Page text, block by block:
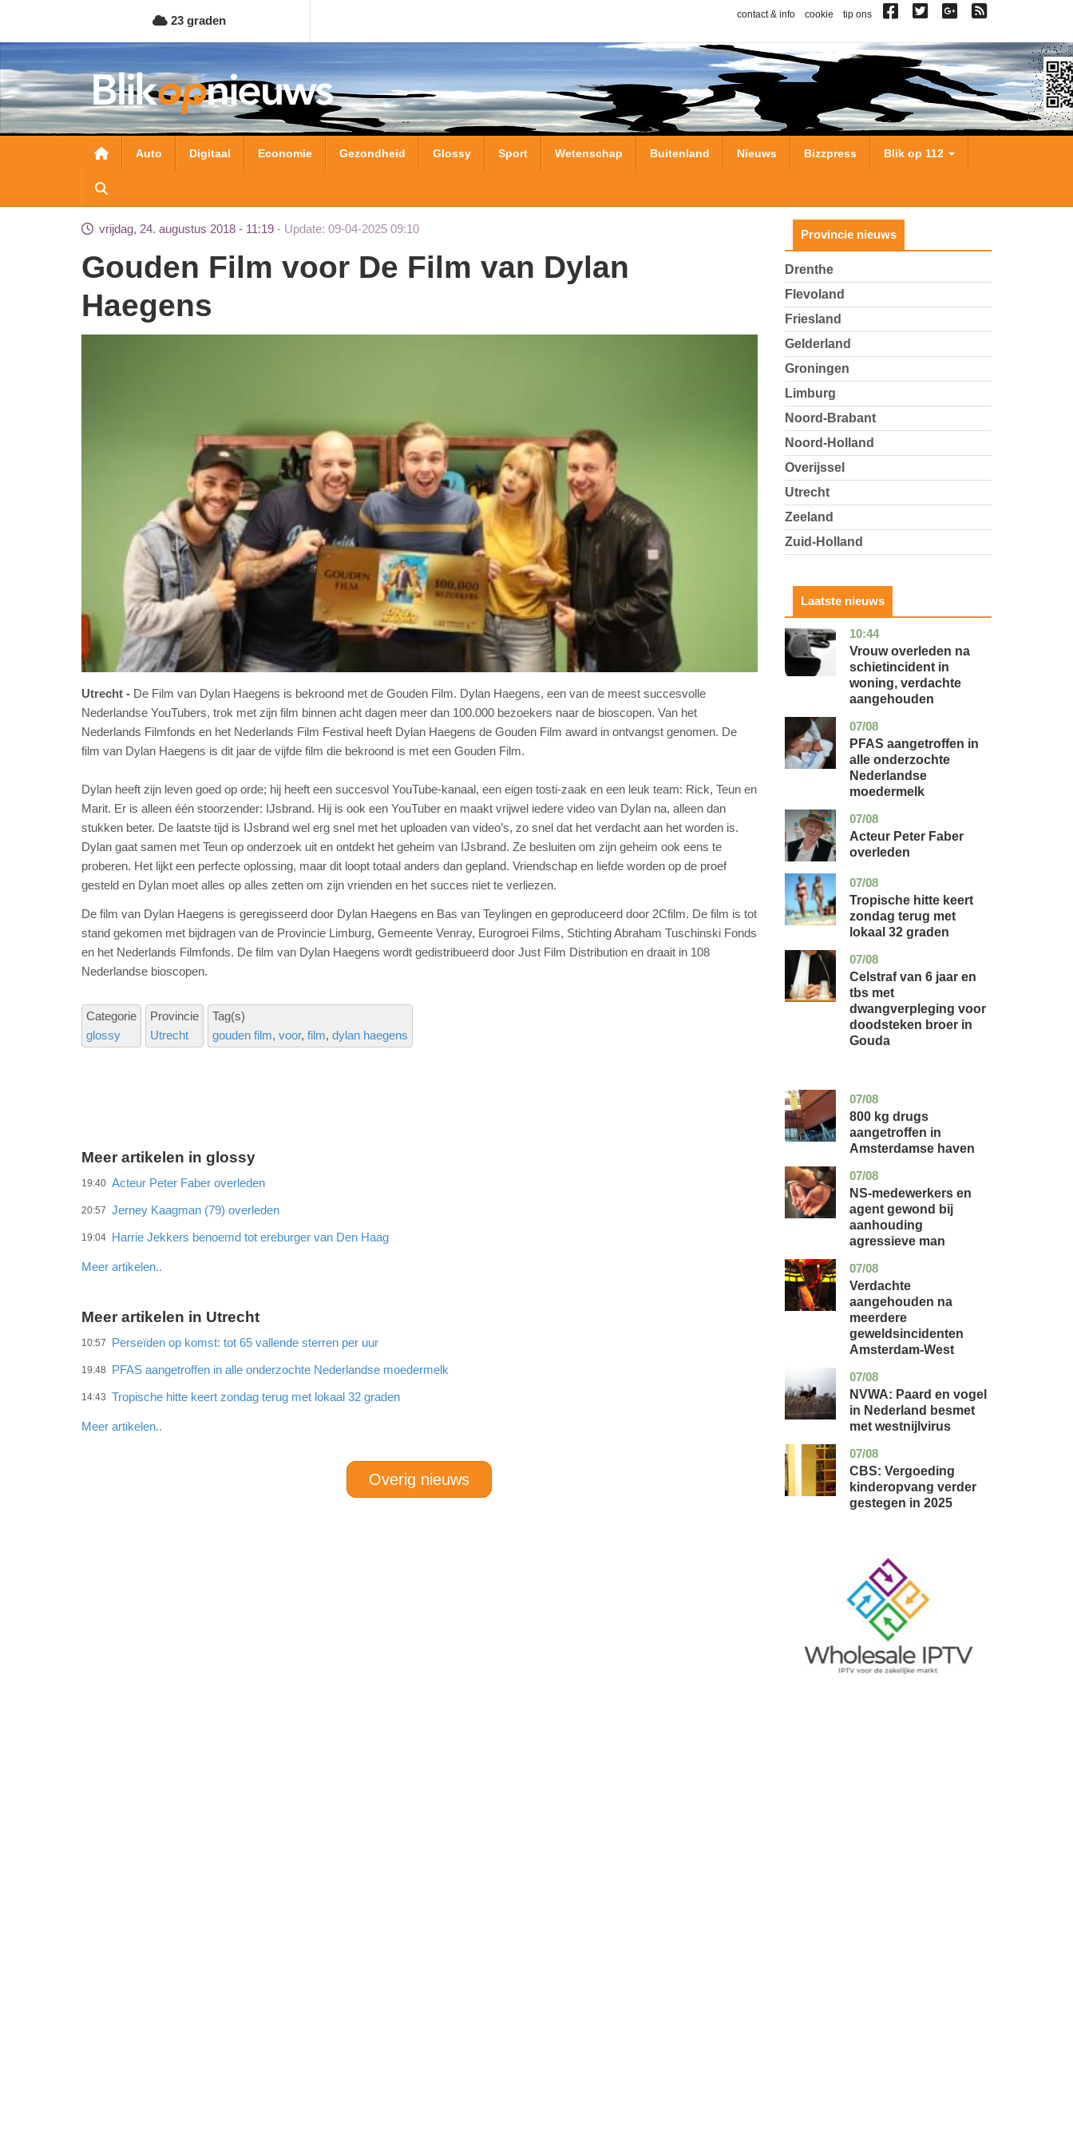
naar
de
inhoud
gaan
23 graden contact & info cookie tip ons
Hoofdnavigatie
Auto Digitaal Economie Gezondheid Glossy Sport Wetenschap Buitenland Nieuws Bizzpress Blik op 112
vrijdag, 24. augustus 2018 - 11:19 Update: 09-04-2025 09:10
Gouden Film voor De Film van Dylan
Haegens
Utrecht
De Film van Dylan Haegens is bekroond met de Gouden Film. Dylan Haegens, een van de meest succesvolle
Nederlandse YouTubers, trok met zijn film binnen acht dagen meer dan 100.000 bezoekers naar de bioscopen. Van het
Nederlands Filmfonds en het Nederlands Film Festival heeft Dylan Haegens de Gouden Film award in ontvangst genomen. De
film van Dylan Haegens is dit jaar de vijfde film die bekroond is met een Gouden Film.
Dylan heeft zijn leven goed op orde; hij heeft een succesvol YouTube-kanaal, een eigen tosti-zaak en een leuk team: Rick, Teun en
Marit. Er is alleen één stoorzender: IJsbrand. Hij is ook een YouTuber en maakt vrijwel iedere video van Dylan na, alleen dan
stukken beter. De laatste tijd is IJsbrand wel erg snel met het uploaden van video’s, zo snel dat het verdacht aan het worden is.
Dylan gaat samen met Teun op onderzoek uit en ontdekt het geheim van IJsbrand. Ze besluiten om zijn geheim ook eens te
proberen. Het lijkt een perfecte oplossing, maar dit loopt totaal anders dan gepland. Vriendschap en liefde worden op de proef
gesteld en Dylan moet alles op alles zetten om zijn vrienden en het succes niet te verliezen.
De film van Dylan Haegens is geregisseerd door Dylan Haegens en Bas van Teylingen en geproduceerd door 2Cfilm. De film is tot
stand gekomen met bijdragen van de Provincie Limburg, Gemeente Venray, Eurogroei Films, Stichting Abraham Tuschinski Fonds
en het Nederlands Filmfonds. De film van Dylan Haegens wordt gedistribueerd door Just Film Distribution en draait in 108
Nederlandse bioscopen.
Categorie
glossy
Provincie
Utrecht
Tag(s)
gouden film voor film dylan haegens
Meer artikelen in glossy
19:40 Acteur Peter Faber overleden
20:57 Jerney Kaagman (79) overleden
19:04 Harrie Jekkers benoemd tot ereburger van Den Haag
Meer artikelen..
Meer artikelen in Utrecht
10:57 Perseïden op komst: tot 65 vallende sterren per uur
19:48 PFAS aangetroffen in alle onderzochte Nederlandse moedermelk
14:43 Tropische hitte keert zondag terug met lokaal 32 graden
Meer artikelen..
Overig nieuws
Provincie nieuws
Drenthe
Flevoland
Friesland
Gelderland
Groningen
Limburg
Noord-Brabant
Noord-Holland
Overijssel
Utrecht
Zeeland
Zuid-Holland
Laatste nieuws
10:44
zuid-
holland
nieuws
Vrouw overleden na
schietincident in
woning, verdachte
aangehouden
07/08
utrecht
gezondheid
PFAS aangetroffen in
alle onderzochte
Nederlandse
moedermelk
07/08
noord-
holland
glossy
Acteur Peter Faber
overleden
07/08
utrecht
nieuws
Tropische hitte keert
zondag terug met
lokaal 32 graden
07/08
zuid-
holland
nieuws
Celstraf van 6 jaar en
tbs met
dwangverpleging voor
doodsteken broer in
Gouda
07/08
noord-
holland
nieuws
800 kg drugs
aangetroffen in
Amsterdamse haven
07/08
flevoland
nieuws
NS-medewerkers en
agent gewond bij
aanhouding
agressieve man
07/08
noord-
holland
nieuws
Verdachte
aangehouden na
meerdere
geweldsincidenten
Amsterdam-West
07/08
utrecht
nieuws
NVWA: Paard en vogel
in Nederland besmet
met westnijlvirus
07/08
zuid-
holland
economie
CBS: Vergoeding
kinderopvang verder
gestegen in 2025